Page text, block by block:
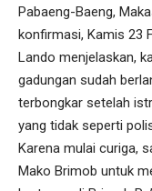
Pabaeng-Baeng,
konfirmasi, Kamis 23
Lando menjelaskan,
gadungan sudah
terbongkar setelah
yang tidak seperti
Karena mulai curiga,
Mako Brimob untuk